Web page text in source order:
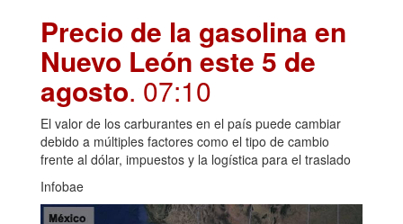
Precio de la gasolina en
Nuevo León este 5 de
agosto. 07:10
El valor de los carburantes en el país puede cambiar
debido a múltiples factores como el tipo de cambio
frente al dólar, impuestos y la logística para el traslado
Infobae